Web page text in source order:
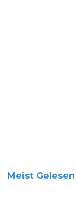
Meist Gelesen